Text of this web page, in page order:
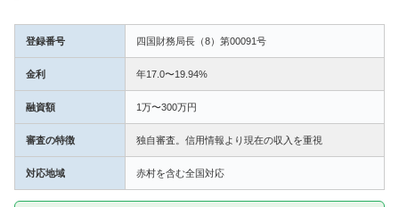
登録番号 四国財務局長（8）第00091号
金利 年17.0〜19.94%
融資額 1万〜300万円
審査の特徴 独自審査。信用情報より現在の収入を重視
対応地域 赤村を含む全国対応